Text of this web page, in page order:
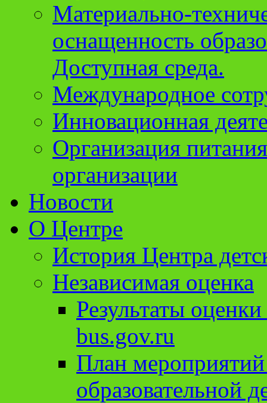
Материально-
оснащенность
Доступная среда.
Международное
Инновационная
Организация
организации
Новости
О Центре
История Центра
Независимая оценка
Результаты
bus.gov.ru
План
образовательной